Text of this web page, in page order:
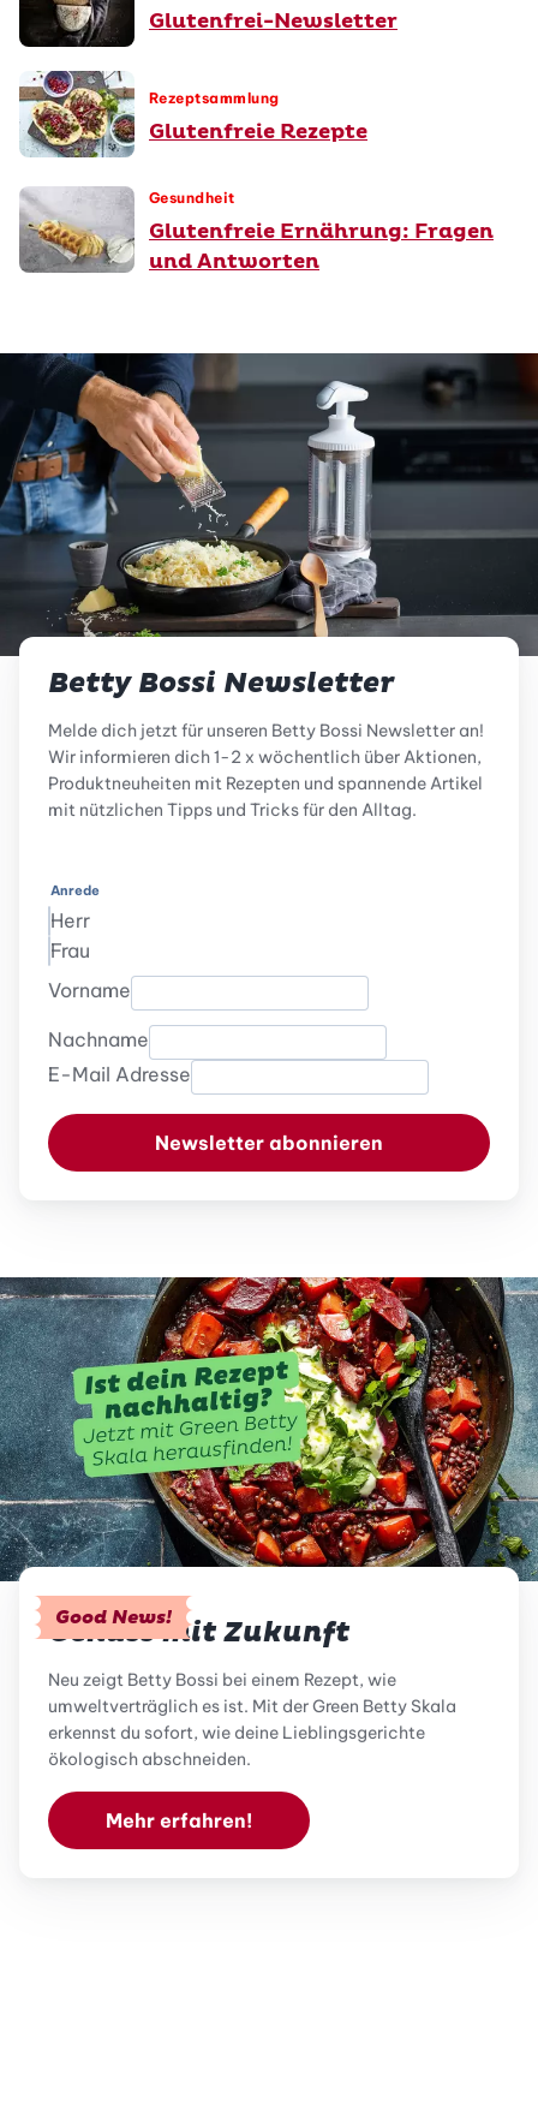
Glutenfrei-Newsletter
Rezeptsammlung
Glutenfreie Rezepte
Gesundheit
Glutenfreie Ernährung: Fragen
und Antworten
Betty Bossi Newsletter
Melde dich jetzt für unseren Betty Bossi Newsletter an!
Wir informieren dich 1-2 x wöchentlich über Aktionen,
Produktneuheiten mit Rezepten und spannende Artikel
mit nützlichen Tipps und Tricks für den Alltag.
Anrede
Herr
Frau
Vorname
Nachname
E-Mail Adresse
Newsletter abonnieren
Good News!
Genuss mit Zukunft
Neu zeigt Betty Bossi bei einem Rezept, wie
umweltverträglich es ist. Mit der Green Betty Skala
erkennst du sofort, wie deine Lieblingsgerichte
ökologisch abschneiden.
Mehr erfahren!